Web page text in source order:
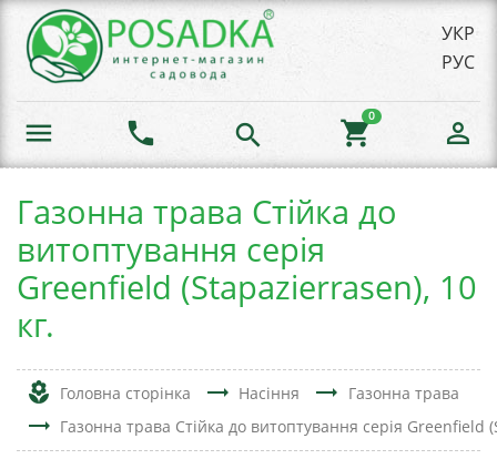
УКР
РУС
menu phone search shopping_cart
0
person_outline
Газонна трава Стійка до
витоптування серія
Greenfield (Stapazierrasen), 10
кг.
local_florist Головна сторінка trending_flat Насіння trending_flat Газонна трава
trending_flat Газонна трава Стійка до витоптування серія Greenfield